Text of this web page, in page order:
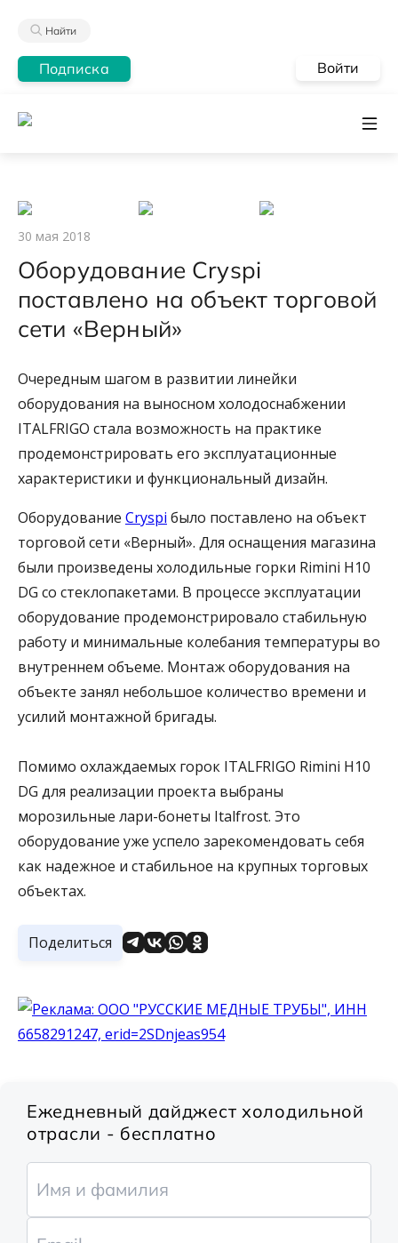
Найти
Подписка Войти
30 мая 2018
Оборудование Cryspi
поставлено на объект торговой
сети «Верный»
Очередным шагом в развитии линейки
оборудования на выносном холодоснабжении
ITALFRIGO стала возможность на практике
продемонстрировать его эксплуатационные
характеристики и функциональный дизайн.
Оборудование Cryspi было поставлено на объект
торговой сети «Верный». Для оснащения магазина
были произведены холодильные горки Rimini H10
DG со стеклопакетами. В процессе эксплуатации
оборудование продемонстрировало стабильную
работу и минимальные колебания температуры во
внутреннем объеме. Монтаж оборудования на
объекте занял небольшое количество времени и
усилий монтажной бригады.
Помимо охлаждаемых горок ITALFRIGO Rimini H10
DG для реализации проекта выбраны
морозильные лари-бонеты Italfrost. Это
оборудование уже успело зарекомендовать себя
как надежное и стабильное на крупных торговых
объектах.
Поделиться
Ежедневный дайджест холодильной
отрасли - бесплатно